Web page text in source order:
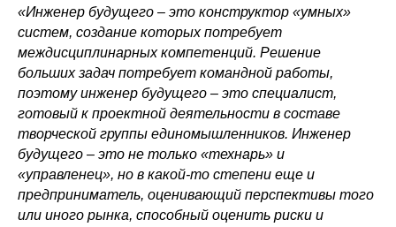
«Инженер будущего – это конструктор «умных»
систем, создание которых потребует
междисциплинарных компетенций. Решение
больших задач потребует командной работы,
поэтому инженер будущего – это специалист,
готовый к проектной деятельности в составе
творческой группы единомышленников. Инженер
будущего – это не только «технарь» и
«управленец», но в какой-то степени еще и
предприниматель, оценивающий перспективы того
или иного рынка, способный оценить риски и